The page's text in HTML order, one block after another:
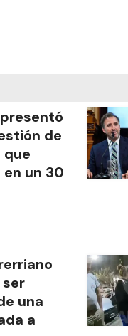
de
que
un 30
una
a